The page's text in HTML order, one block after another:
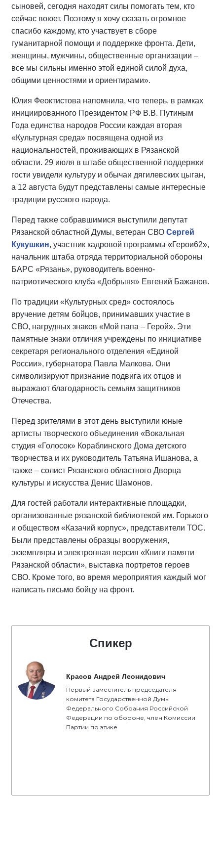
сыновей, сегодня находят силы помогать тем, кто
сейчас воюет. Поэтому я хочу сказать огромное
спасибо каждому, кто участвует в сборе
гуманитарной помощи и поддержке фронта. Дети,
женщины, мужчины, общественные организации –
все мы сильны именно этой единой силой духа,
общими ценностями и ориентирами».
Юлия Феоктистова напомнила, что теперь, в рамках
инициированного Президентом РФ В.В. Путиным
Года единства народов России каждая вторая
«Культурная среда» посвящена одной из
национальностей, проживающих в Рязанской
области. 29 июля в штабе общественной поддержки
гости увидели культуру и обычаи дягилевских цыган,
а 12 августа будут представлены самые интересные
традиции русского народа.
Перед также собравшимися выступили депутат
Рязанской областной Думы, ветеран СВО Сергей
Кукушкин, участник кадровой программы «Герои62»,
начальник штаба отряда территориальной обороны
БАРС «Рязань», руководитель военно-
патриотического клуба «Добрыня» Евгений Бажанов.
По традиции «Культурных сред» состоялось
вручение детям бойцов, принимавших участие в
СВО, нагрудных знаков «Мой папа – Герой». Эти
памятные знаки отличия учреждены по инициативе
секретаря регионального отделения «Единой
России», губернатора Павла Малкова. Они
символизируют признание подвига их отцов и
выражают благодарность семьям защитников
Отечества.
Перед зрителями в этот день выступили юные
артисты творческого объединения «Вокальная
студия «Голосок» Кораблинского Дома детского
творчества и их руководитель Татьяна Ишанова, а
также – солист Рязанского областного Дворца
культуры и искусства Денис Шамонов.
Для гостей работали интерактивные площадки,
организованные рязанской библиотекой им. Горького
и обществом «Казачий корпус», представители ТОС.
Были представлены образцы вооружения,
экземпляры и электронная версия «Книги памяти
Рязанской области», выставка портретов героев
СВО. Кроме того, во время мероприятия каждый мог
написать письмо бойцу на фронт.
Спикер
Красов Андрей Леонидович
Первый заместитель председателя
комитета Государственной Думы
Федерального Собрания Российской
Федерации по обороне, член Комиссии
Партии по этике